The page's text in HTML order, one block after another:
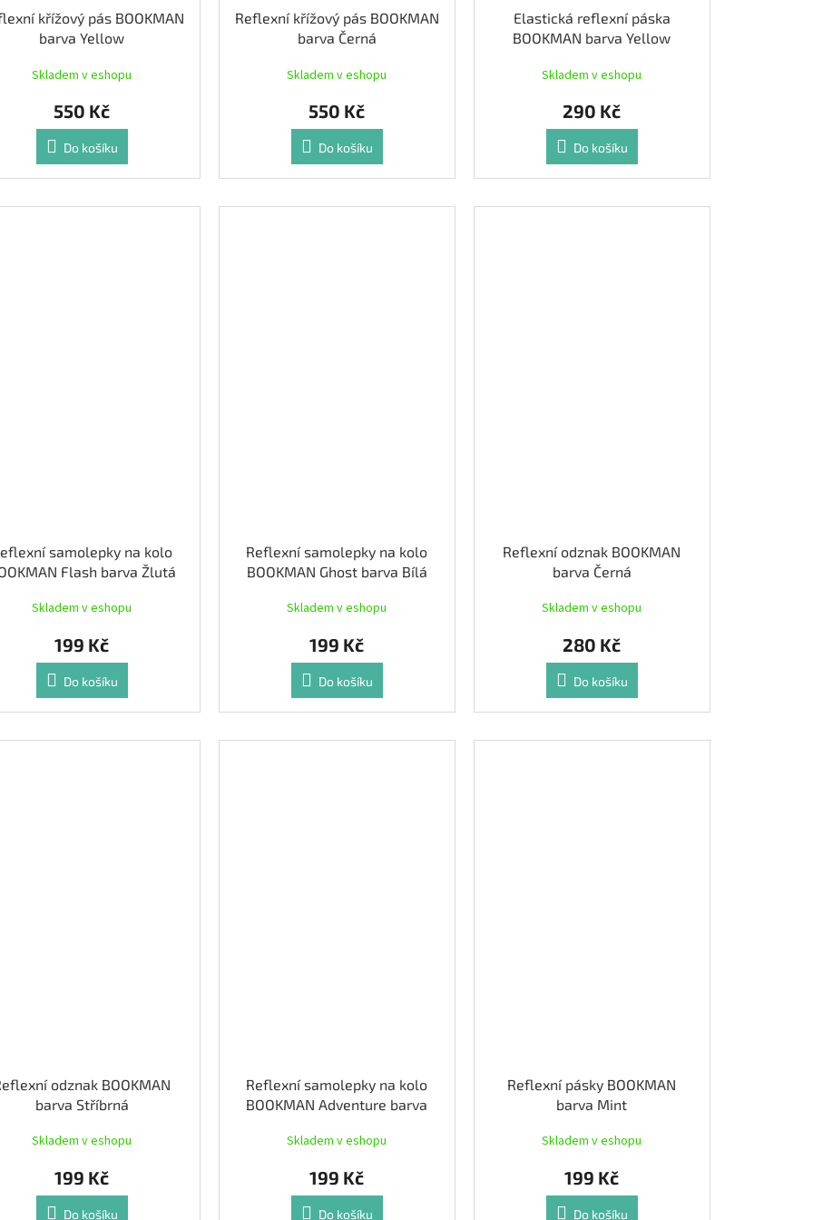
křížový pás BOOKMAN
barva Yellow
Skladem v eshopu
550 Kč
Do košíku
Reflexní křížový pás BOOKMAN
barva Černá
Skladem v eshopu
550 Kč
Do košíku
Elastická reflexní páska
BOOKMAN barva Yellow
Skladem v eshopu
290 Kč
Do košíku
samolepky na kolo
Flash barva Žlutá
Skladem v eshopu
199 Kč
Do košíku
Reflexní samolepky na kolo
BOOKMAN Ghost barva Bílá
Skladem v eshopu
199 Kč
Do košíku
Reflexní odznak BOOKMAN
barva Černá
Skladem v eshopu
280 Kč
Do košíku
odznak BOOKMAN
barva Stříbrná
Skladem v eshopu
199 Kč
Do košíku
Reflexní samolepky na kolo
BOOKMAN Adventure barva
Skladem v eshopu
199 Kč
Do košíku
Reflexní pásky BOOKMAN
barva Mint
Skladem v eshopu
199 Kč
Do košíku